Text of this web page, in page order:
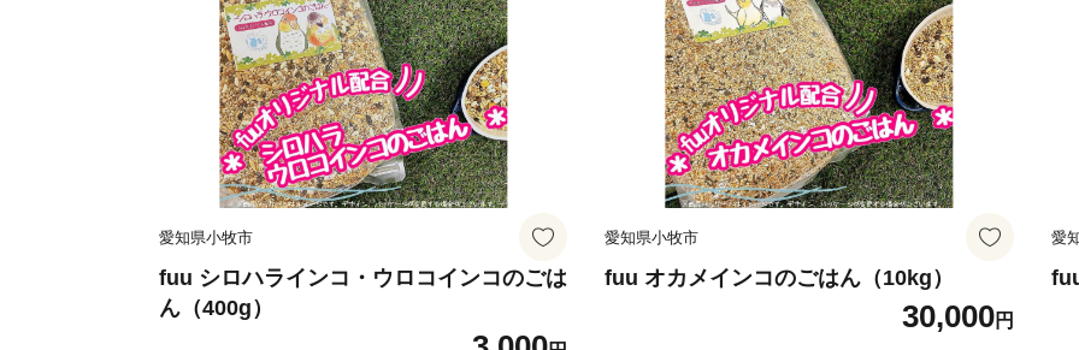
愛知県小牧市
fuu シロハラインコ・ウロコインコのごは
ん（400g）
愛知県小牧市
fuu オカメインコのごはん（10kg）
30,000円
愛